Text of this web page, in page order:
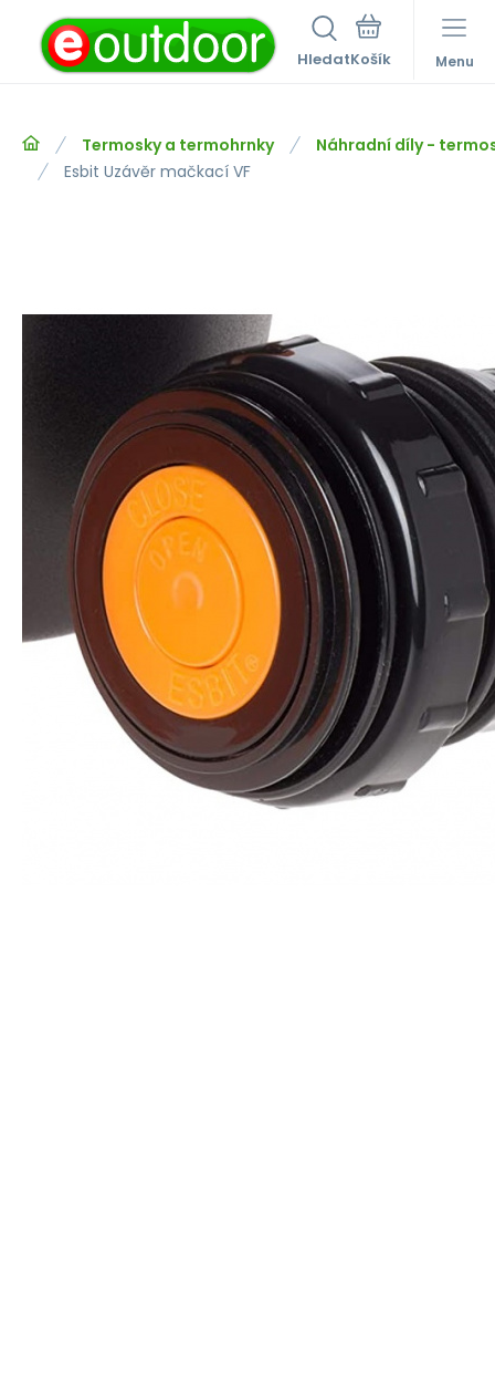
Hledat Menu
Termosky a termohrnky
Náhradní díly -
Esbit Uzávěr mačkací VF